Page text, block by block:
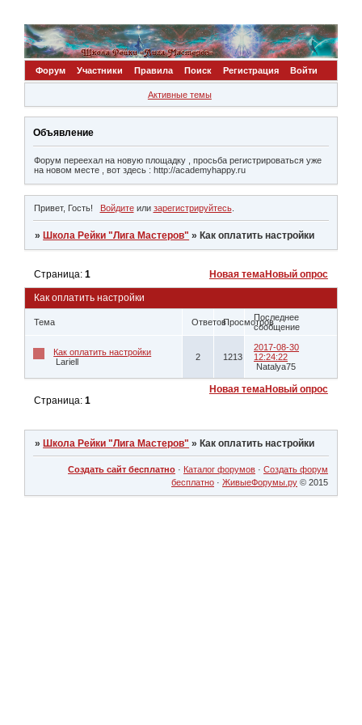
Форум Участники Правила Поиск Регистрация Войти
Активные темы
Объявление
Форум переехал на новую площадку , просьба регистрироваться уже
на новом месте , вот здесь : http://academyhappy.ru
Привет, Гость! Войдитеили зарегистрируйтесь.
» Школа Рейки "Лига Мастеров" » Как оплатить настройки
Как оплатить настройки
Страница:1 Новая темаНовый опрос
Тема ОтветовПросмотровПоследнее
сообщение
Как оплатить настройки
Lariell
2 1213
2017-08-30
12:24:22
Natalya75
Новая темаНовый опрос
Страница:1
» Школа Рейки "Лига Мастеров" » Как оплатить настройки
Создать сайт бесплатно · Каталог форумов · Создать форум
бесплатно · ЖивыеФорумы.ру © 2015